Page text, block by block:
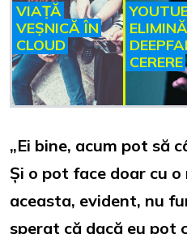
VIAȚĂ
VEȘNICĂ ÎN
CLOUD
ELIMINĂ
CERERE
„Ei bine, acum pot să
Și o pot face doar cu
aceasta, evident, nu
sperat că dacă eu pot